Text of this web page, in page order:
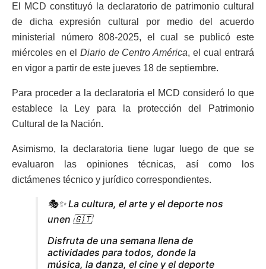
El MCD constituyó la declaratorio de patrimonio cultural
de dicha expresión cultural por medio del acuerdo
ministerial número 808-2025, el cual se publicó este
miércoles en el Diario de Centro América, el cual entrará
en vigor a partir de este jueves 18 de septiembre.
Para proceder a la declaratoria el MCD consideró lo que
establece la Ley para la protección del Patrimonio
Cultural de la Nación.
Asimismo, la declaratoria tiene lugar luego de que se
evaluaron las opiniones técnicas, así como los
dictámenes técnico y jurídico correspondientes.
🎭✨ La cultura, el arte y el deporte nos
unen 🇬🇹
Disfruta de una semana llena de
actividades para todos, donde la
música, la danza, el cine y el deporte